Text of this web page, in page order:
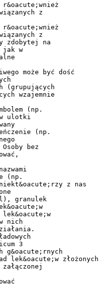
z
z
zdobytej na
jak w
może być dość
(grupujących
wzajemnie
(np.
ulotki
(np.
bez
(np.
z nas
granulek
nich
3
lek&oacute;w złożonych